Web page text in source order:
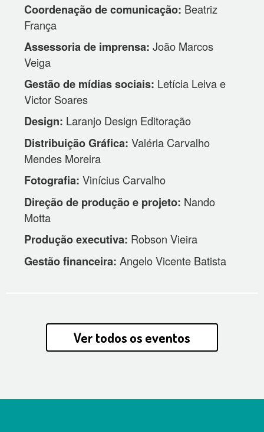
Coordenação de comunicação: Beatriz
França
Assessoria de imprensa: João Marcos
Veiga
Gestão de mídias sociais: Letícia Leiva e
Victor Soares
Design: Laranjo Design Editoração
Distribuição Gráfica:Valéria Carvalho
Mendes Moreira
Fotografia: Vinícius Carvalho
Direção de produção e projeto: Nando
Motta
Produção executiva: Robson Vieira
Gestão financeira: Angelo Vicente Batista
Ver todos os eventos